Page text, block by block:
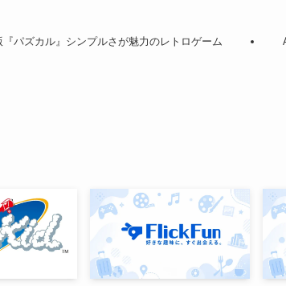
『パズカル』シンプルさが魅力のレトロゲーム